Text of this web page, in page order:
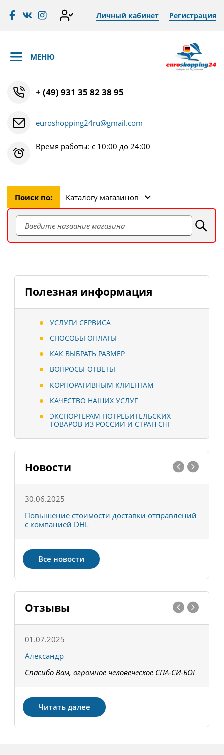
Личный кабинет Регистрация
МЕНЮ
+ (49) 931 35 82 38 95
euroshopping24ru@gmail.com
Время работы: с 10:00 до 24:00
Поиск по: Каталогу магазинов
Полезная информация
УСЛУГИ СЕРВИСА
СПОСОБЫ ОПЛАТЫ
КАК ВЫБРАТЬ РАЗМЕР
ВОПРОСЫ-ОТВЕТЫ
КОРПОРАТИВНЫМ КЛИЕНТАМ
КАЧЕСТВО НАШИХ УСЛУГ
ЭКСПОРТЁРАМ ПОТРЕБИТЕЛЬСКИХ
ТОВАРОВ ИЗ РОССИИ И СТРАН СНГ
Новости
30.06.2025
Повышение стоимости доставки отправлений
с компанией DHL
Все новости
Отзывы
01.07.2025
Александр
Спасибо Вам, огромное человеческое СПА-СИ-БО!
Читать далее